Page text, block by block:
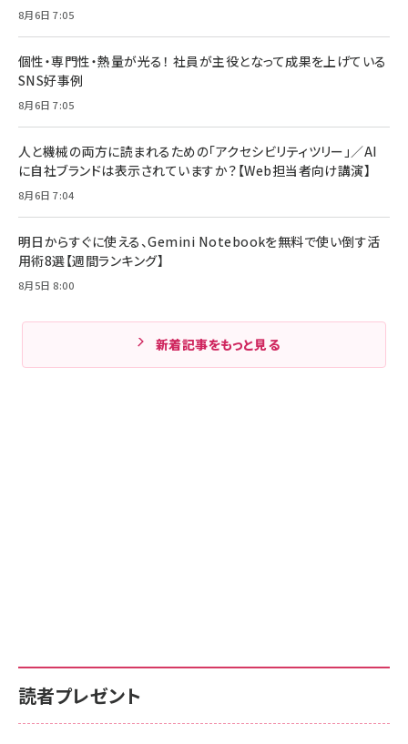
8月6日 7:05
個性・専門性・熱量が光る！ 社員が主役となって成果を上げている
SNS好事例
8月6日 7:05
人と機械の両方に読まれるための「アクセシビリティツリー」／AI
に自社ブランドは表示されていますか？【Web担当者向け講演】
8月6日 7:04
明日からすぐに使える、Gemini Notebookを無料で使い倒す活
用術8選【週間ランキング】
8月5日 8:00
新着記事をもっと見る
読者プレゼント